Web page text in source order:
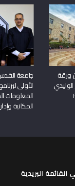
ورقة
جامعة
الأولى
المعلومات
المكانية
البريدية